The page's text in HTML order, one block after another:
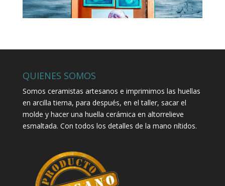
QUIENES SOMOS
Somos ceramistas artesanos e imprimimos las huellas
en arcilla tierna, para después, en el taller, sacar el
molde y hacer una huella cerámica en altorrelieve
esmaltada. Con todos los detalles de la mano nítidos.